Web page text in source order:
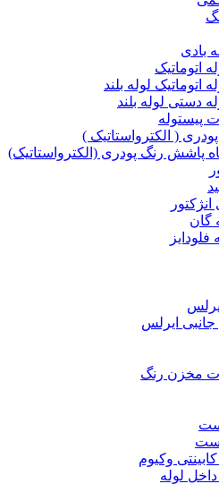
بادی
اتوماتیک
اتوماتیک لوله بلند
دستی لوله بلند
پیستوله
( الکترواستاتیک )
پاشش رنگ پودری (الکترواستاتیک)
گان
جانبی ایرلس
مخزن رنگ
وکیوم
لوله